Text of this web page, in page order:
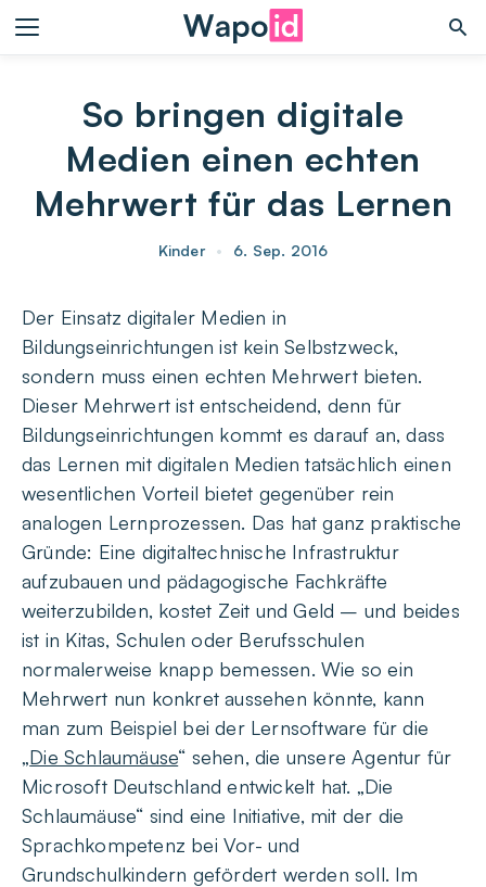
So bringen digitale
Medien einen echten
Mehrwert für das Lernen
Kinder • 6. Sep. 2016
Der Einsatz digitaler Medien in
Bildungseinrichtungen ist kein Selbstzweck,
sondern muss einen echten Mehrwert bieten.
Dieser Mehrwert ist entscheidend, denn für
Bildungseinrichtungen kommt es darauf an, dass
das Lernen mit digitalen Medien tatsächlich einen
wesentlichen Vorteil bietet gegenüber rein
analogen Lernprozessen. Das hat ganz praktische
Gründe: Eine digitaltechnische Infrastruktur
aufzubauen und pädagogische Fachkräfte
weiterzubilden, kostet Zeit und Geld – und beides
ist in Kitas, Schulen oder Berufsschulen
normalerweise knapp bemessen. Wie so ein
Mehrwert nun konkret aussehen könnte, kann
man zum Beispiel bei der Lernsoftware für die
„Die Schlaumäuse“ sehen, die unsere Agentur für
Microsoft Deutschland entwickelt hat. „Die
Schlaumäuse“ sind eine Initiative, mit der die
Sprachkompetenz bei Vor- und
Grundschulkindern gefördert werden soll. Im